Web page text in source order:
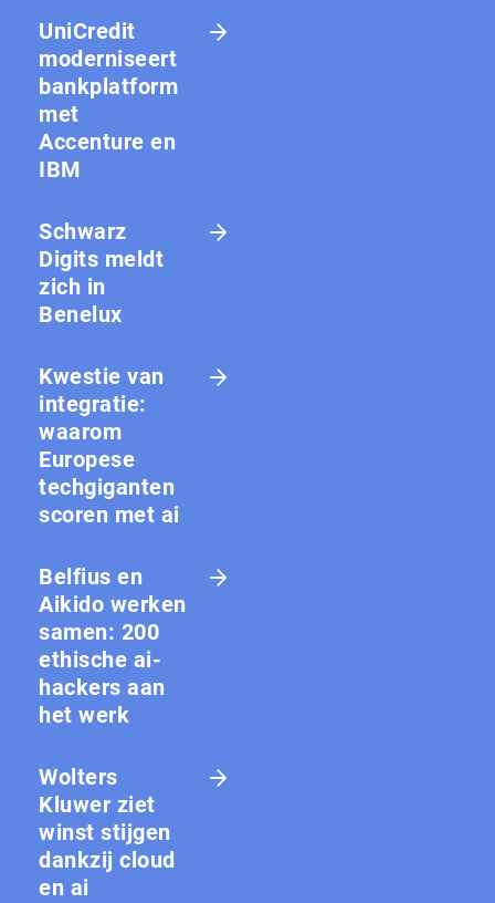
UniCredit
moderniseert
bankplatform
met
Accenture en
IBM
Schwarz
Digits meldt
zich in
Benelux
Kwestie van
integratie:
waarom
Europese
techgiganten
scoren met ai
Belfius en
Aikido werken
samen: 200
ethische ai-
hackers aan
het werk
Wolters
Kluwer ziet
winst stijgen
dankzij cloud
en ai